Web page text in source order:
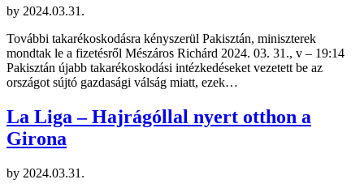
by 2024.03.31.
További takarékoskodásra kényszerül Pakisztán, miniszterek
mondtak le a fizetésről Mészáros Richárd 2024. 03. 31., v – 19:14
Pakisztán újabb takarékoskodási intézkedéseket vezetett be az
országot sújtó gazdasági válság miatt, ezek…
La Liga – Hajrágóllal nyert otthon a
Girona
by 2024.03.31.